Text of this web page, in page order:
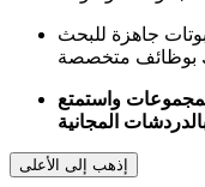
جاهزة للبحث
واستمتع
إذهب إلى الأعلى